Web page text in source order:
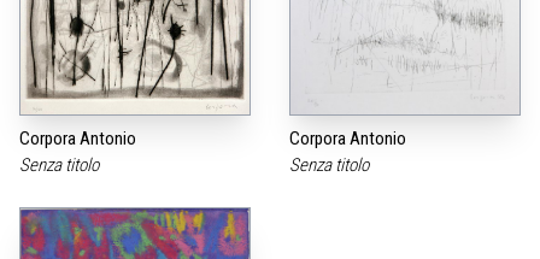
Corpora Antonio
Senza titolo
Corpora Antonio
Senza titolo